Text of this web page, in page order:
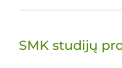
SMK studijų